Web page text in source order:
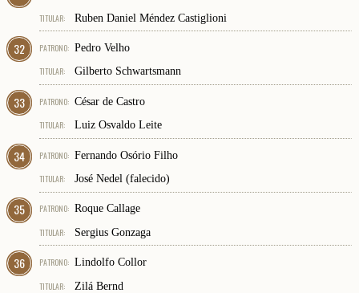
TITULAR:
Ruben Daniel Méndez Castiglioni
32 PATRONO: Pedro Velho
TITULAR:
Gilberto Schwartsmann
33 PATRONO: César de Castro
TITULAR:
Luiz Osvaldo Leite
34 PATRONO: Fernando Osório Filho
TITULAR:
José Nedel (falecido)
35 PATRONO: Roque Callage
TITULAR:
Sergius Gonzaga
36 PATRONO: Lindolfo Collor
TITULAR:
Zilá Bernd